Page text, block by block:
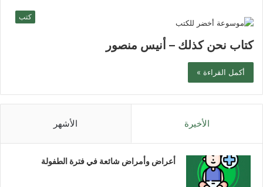
كتب
كتاب نحن كذلك – أنيس منصور
أكمل القراءة »
الأخيرة الأشهر
أعراض وأمراض شائعة في فترة الطفولة